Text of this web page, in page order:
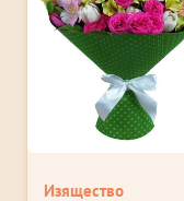
Изящество